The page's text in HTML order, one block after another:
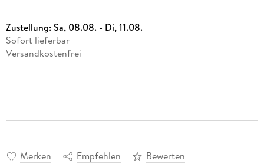
Zustellung:Sa, 08.08. - Di, 11.08.
Sofort lieferbar
Versandkostenfrei
Merken Empfehlen Bewerten